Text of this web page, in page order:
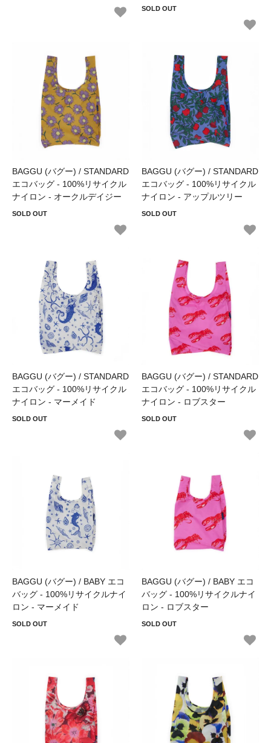
SOLD OUT
BAGGU (バグー) / STANDARD
エコバッグ - 100%リサイクル
ナイロン - オークルデイジー
SOLD OUT
BAGGU (バグー) / STANDARD
エコバッグ - 100%リサイクル
ナイロン - アップルツリー
SOLD OUT
BAGGU (バグー) / STANDARD
エコバッグ - 100%リサイクル
ナイロン - マーメイド
SOLD OUT
BAGGU (バグー) / STANDARD
エコバッグ - 100%リサイクル
ナイロン - ロブスター
SOLD OUT
BAGGU (バグー) / BABY エコ
バッグ - 100%リサイクルナイ
ロン - マーメイド
SOLD OUT
BAGGU (バグー) / BABY エコ
バッグ - 100%リサイクルナイ
ロン - ロブスター
SOLD OUT